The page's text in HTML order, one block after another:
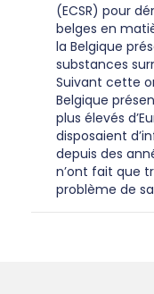
(ECSR) pour
belges en
la Belgique
substances
Suivant cette
Belgique
plus élevés
disposaient
depuis des
n’ont fait que
problème de